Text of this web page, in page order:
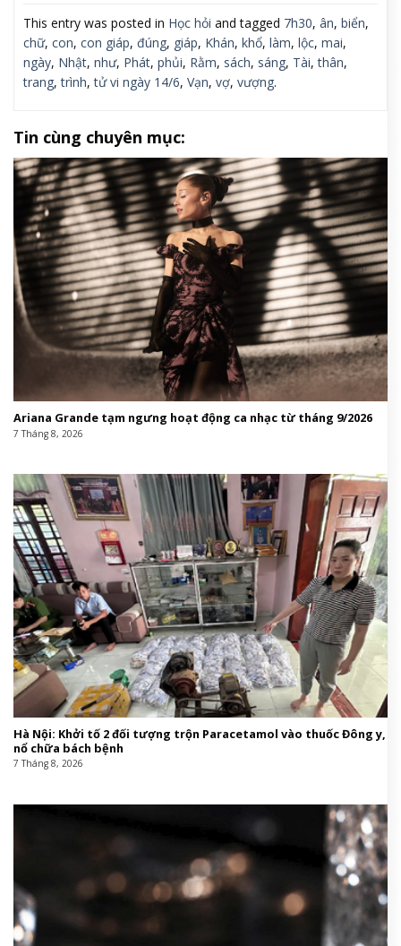
This entry was posted in Học hỏi and tagged 7h30, ân, biển,
chữ, con, con giáp, đúng, giáp, Khán, khổ, làm, lộc, mai,
ngày, Nhật, như, Phát, phủi, Rằm, sách, sáng, Tài,thân,
trang,trình,tử vi ngày 14/6, Vạn, vợ, vượng.
Tin cùng chuyên mục:
Ariana Grande tạm ngưng hoạt động ca nhạc từ tháng 9/2026
7 Tháng 8, 2026
Hà Nội: Khởi tố 2 đối tượng trộn Paracetamol vào thuốc Đông y,
nổ chữa bách bệnh
7 Tháng 8, 2026